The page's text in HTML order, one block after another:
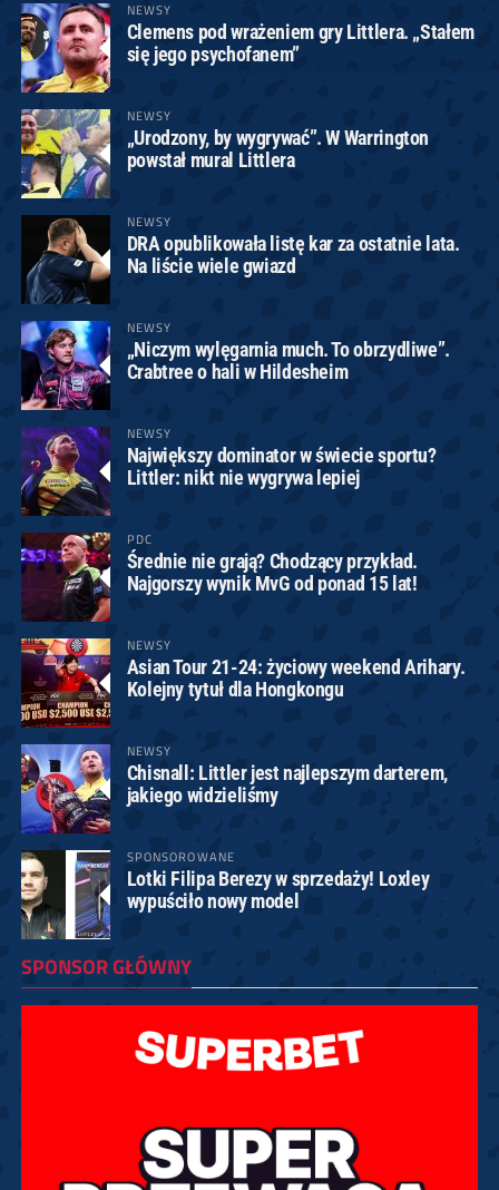
NEWSY
Clemens pod wrażeniem gry Littlera. „Stałem
się jego psychofanem”
NEWSY
„Urodzony, by wygrywać”. W Warrington
powstał mural Littlera
NEWSY
DRA opublikowała listę kar za ostatnie lata.
Na liście wiele gwiazd
NEWSY
„Niczym wylęgarnia much. To obrzydliwe”.
Crabtree o hali w Hildesheim
NEWSY
Największy dominator w świecie sportu?
Littler: nikt nie wygrywa lepiej
PDC
Średnie nie grają? Chodzący przykład.
Najgorszy wynik MvG od ponad 15 lat!
NEWSY
Asian Tour 21-24: życiowy weekend Arihary.
Kolejny tytuł dla Hongkongu
NEWSY
Chisnall: Littler jest najlepszym darterem,
jakiego widzieliśmy
SPONSOROWANE
Lotki Filipa Berezy w sprzedaży! Loxley
wypuściło nowy model
SPONSOR GŁÓWNY